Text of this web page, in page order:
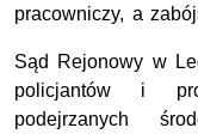
pracowniczy, a
Sąd Rejonowy w
policjantów i
podejrzanych